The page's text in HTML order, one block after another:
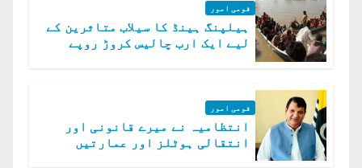
قومی امور
ہیلپنگ ہینڈ کا سیلاب متاثرین کے
لیے ایک ارب چالیس کروڑ روپے
قومی امور
انتظامیہ نے میرے قانونی اور
انتقالی ہوٹلز اور عمارتیں